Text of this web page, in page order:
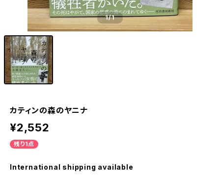
1/1
カティンの森のヤニナ
¥2,552
残り1点
International shipping available